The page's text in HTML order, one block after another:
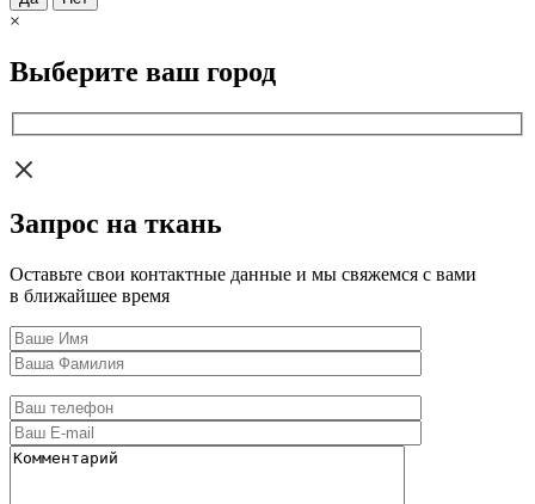
×
Выберите ваш город
Запрос на ткань
Оставьте свои контактные данные и мы свяжемся с вами
в ближайшее время